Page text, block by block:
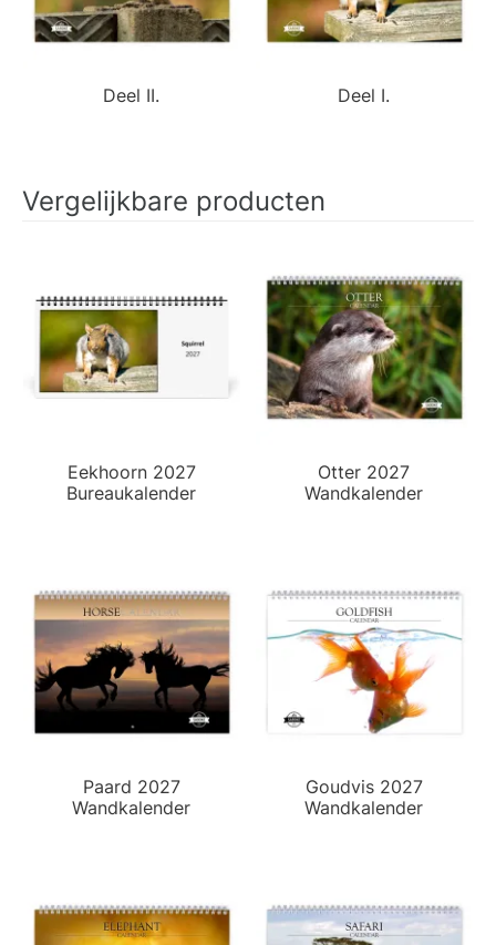
Deel II. Deel I.
Vergelijkbare producten
Eekhoorn 2027
Bureaukalender
Otter 2027
Wandkalender
Paard 2027
Wandkalender
Goudvis 2027
Wandkalender